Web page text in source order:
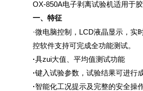
OX-850A电子剥离试验机适用于
一、特征
·微电脑控制， LCD液晶显示，实
控软件支持可完成全功能测试。
·具zui大值、平均值测试功能
·键入试验参数，试验结果可进行
·智能化工况提示及完整的安全操